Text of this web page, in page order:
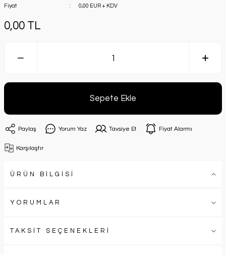
Fiyat
0,00 EUR + KDV
0,00 TL
Sepete Ekle
Paylaş Yorum Yaz Tavsiye Et Fiyat Alarmı
Karşılaştır
ÜRÜN BİLGİSİ
YORUMLAR
TAKSİT SEÇENEKLERİ